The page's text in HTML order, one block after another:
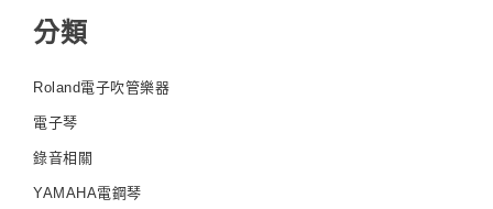
分類
Roland電子吹管樂器
電子琴
錄音相關
YAMAHA電鋼琴